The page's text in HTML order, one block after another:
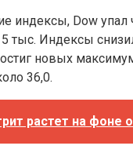
индексы, Dow
Индексы
новых
36,0.
растет на